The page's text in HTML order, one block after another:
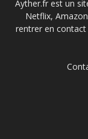
Ayther.fr est un
Netflix,
rentrer en